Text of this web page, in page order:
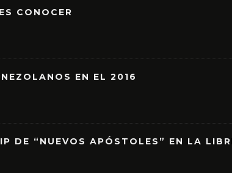
CONOCER
EN EL 2016
DE “NUEVOS APÓSTOLES” EN LA